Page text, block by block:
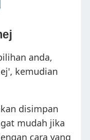
anda,
kemudian
disimpan
mudah jika
cara yang